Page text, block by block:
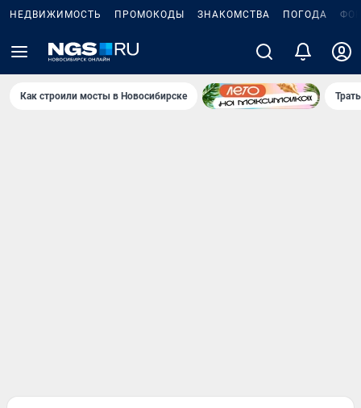
НЕДВИЖИМОСТЬ ПРОМОКОДЫ ЗНАКОМСТВА ПОГОДА
Как строили мосты в Новосибирске